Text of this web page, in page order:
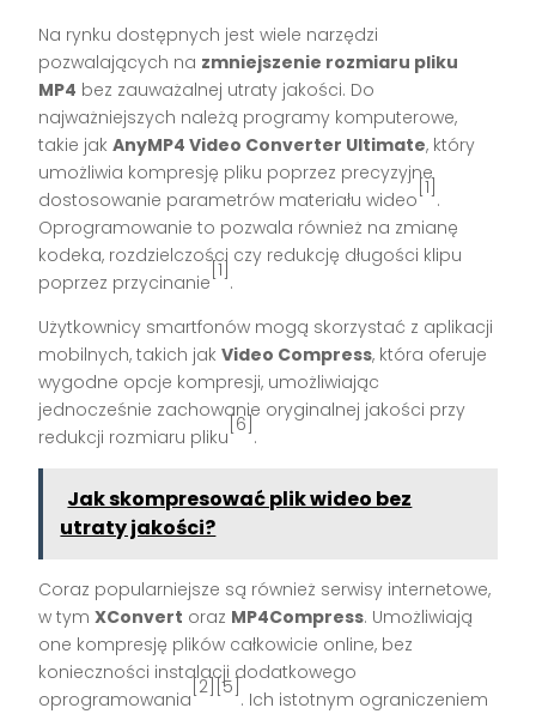
Na rynku dostępnych jest wiele narzędzi
pozwalających na zmniejszenie rozmiaru pliku
MP4 bez zauważalnej utraty jakości. Do
najważniejszych należą programy komputerowe,
takie jakAnyMP4 Video Converter Ultimate, który
umożliwia kompresję pliku poprzez precyzyjne
dostosowanie parametrów materiału wideo
[1]
.
Oprogramowanie to pozwala również na zmianę
kodeka, rozdzielczości czy redukcję długości klipu
poprzez przycinanie
[1]
.
Użytkownicy smartfonów mogą skorzystać z aplikacji
mobilnych, takich jakVideo Compress, która oferuje
wygodne opcje kompresji, umożliwiając
jednocześnie zachowanie oryginalnej jakości przy
redukcji rozmiaru pliku
[6]
.
Jak skompresować plik wideo bez
utraty jakości?
Coraz popularniejsze są również serwisy internetowe,
w tymXConvert oraz MP4Compress. Umożliwiają
one kompresję plików całkowicie online, bez
konieczności instalacji dodatkowego
oprogramowania
[2][5]
. Ich istotnym ograniczeniem